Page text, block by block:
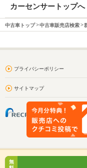
カーセンサートップへ
中古車トップ 中古車販売店検索
プライバシーポリシー
サイトマップ
無